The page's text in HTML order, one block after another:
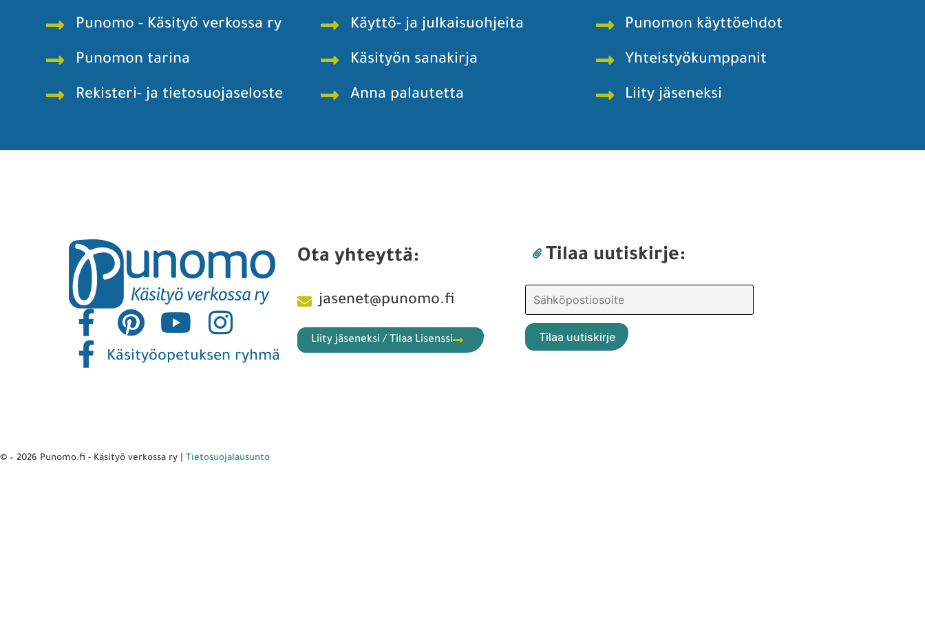
Punomo - Käsityö verkossa ry
Punomon tarina
Rekisteri- ja tietosuojaseloste
Käyttö- ja julkaisuohjeita
Käsityön sanakirja
Anna palautetta
Punomon käyttöehdot
Yhteistyökumppanit
Liity jäseneksi
Käsityöopetuksen ryhmä
Ota yhteyttä:
jasenet@punomo.fi
Liity jäseneksi / Tilaa Lisenssi
Tilaa uutiskirje:
© – 2026 Punomo.fi - Käsityö verkossa ry | Tietosuojalausunto